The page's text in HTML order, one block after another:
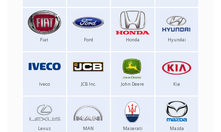
Fiat Ford Honda Hyundai
Iveco JCB Inc. John Deere Kia
Lexus MAN Maserati Mazda